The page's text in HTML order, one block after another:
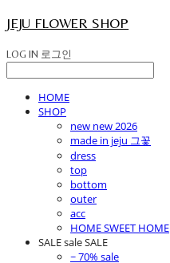
JEJU FLOWER SHOP
LOG IN 로그인
HOME
SHOP
new new 2026
made in jeju 그꽃
dress
top
bottom
outer
acc
HOME SWEET HOME
SALE sale SALE
~ 70% sale